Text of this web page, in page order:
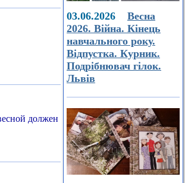
должен
03.06.2026 Весна
2026. Війна. Кінець
навчального року.
Відпустка. Курник.
Подрібнювач гілок.
Львів